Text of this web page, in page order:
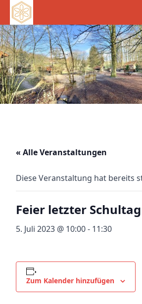
« Alle Veranstaltungen
Diese Veranstaltung hat bereits
Feier letzter Schultag
5. Juli 2023 @ 10:00- 11:30
Zum Kalender hinzufügen